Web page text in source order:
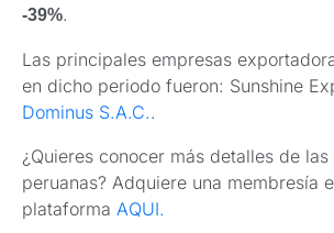
-39%.
Las principales empresas
en dicho periodo fueron: Sunshine
Dominus S.A.C..
¿Quieres conocer más detalles de
peruanas? Adquiere una membresía
plataforma AQUI.